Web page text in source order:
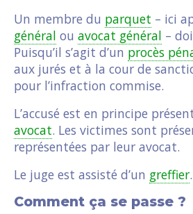
Un membre du parquet – ici
général ou avocat général –
Puisqu’il s’agit d’un procès
aux jurés et à la cour de
pour l’infraction commise.
L’accusé est en principe
avocat. Les victimes sont
représentées par leur avocat.
Le juge est assisté d’un greffier.
Comment ça se passe ?